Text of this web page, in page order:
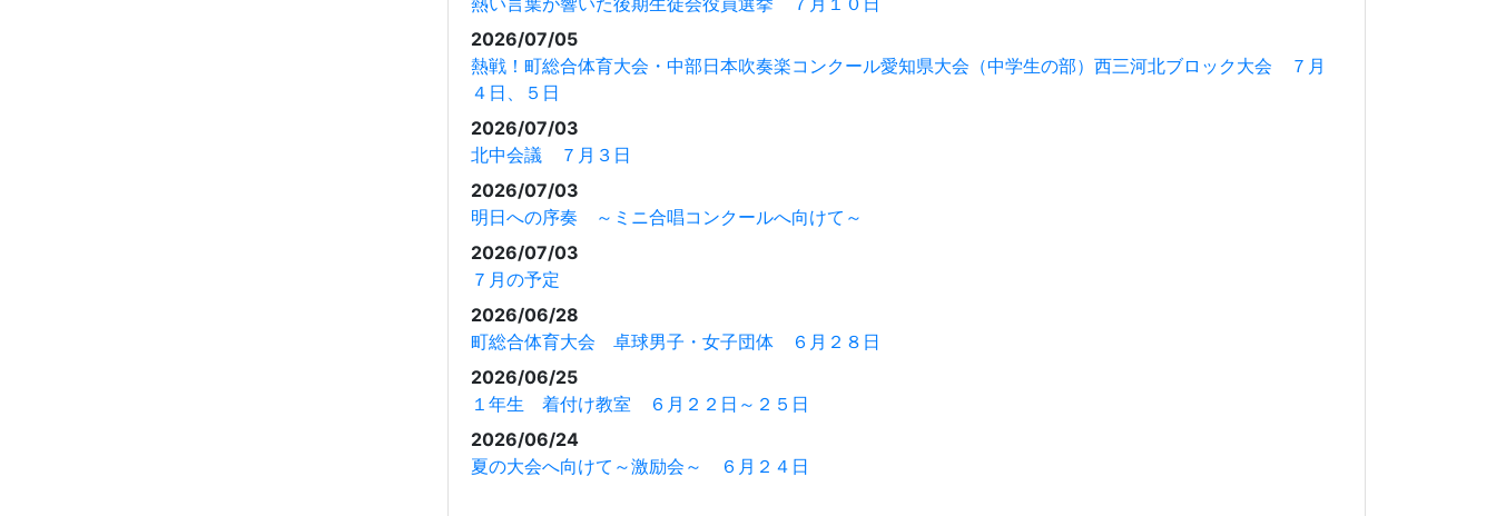
2026/07/05
熱戦！町総合体育大会・中部日本吹奏楽コンクール愛知県大会（中学生の部）西三河北ブロック大会 ７月
４日、５日
2026/07/03
北中会議 ７月３日
2026/07/03
明日への序奏 ～ミニ合唱コンクールへ向けて～
2026/07/03
７月の予定
2026/06/28
町総合体育大会 卓球男子・女子団体 ６月２８日
2026/06/25
１年生 着付け教室 ６月２２日～２５日
2026/06/24
夏の大会へ向けて～激励会～ ６月２４日